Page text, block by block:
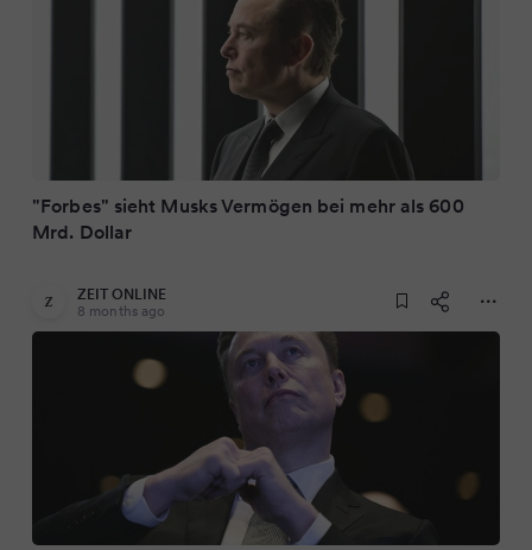
"Forbes" sieht Musks Vermögen bei mehr als 600
Mrd. Dollar
ZEIT ONLINE
8 months ago